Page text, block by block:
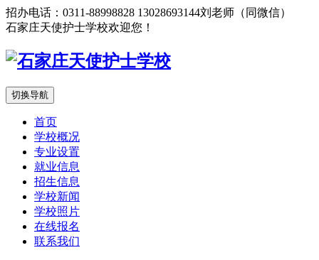
招办电话：0311-88998828 13028693144刘老师（同微信）
石家庄天使护士学校欢迎您！
切换导航
首页
学校概况
专业设置
就业信息
招生信息
学校新闻
学校照片
在线报名
联系我们